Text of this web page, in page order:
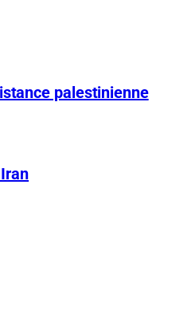
palestinienne